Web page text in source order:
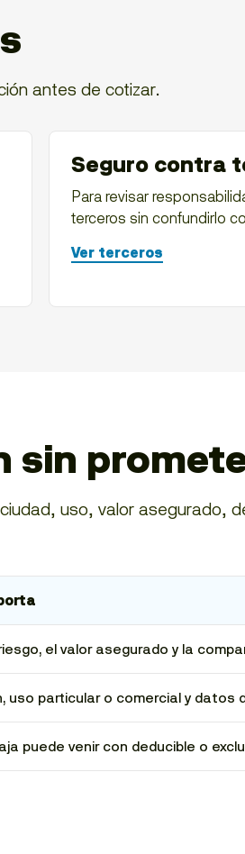
antes de cotizar.
Seguro contra
Para revisar
terceros sin confundirlo
Ver terceros
sin
uso, valor asegurado,
el valor asegurado y la
uso particular o comercial y
puede venir con deducible o